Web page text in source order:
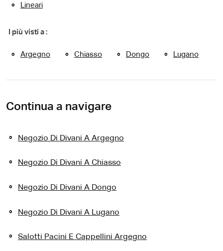
Lineari
I più visti a :
Argegno Chiasso Dongo Lugano
Continua a navigare
Negozio Di Divani A Argegno
Negozio Di Divani A Chiasso
Negozio Di Divani A Dongo
Negozio Di Divani A Lugano
Salotti Pacini E Cappellini Argegno